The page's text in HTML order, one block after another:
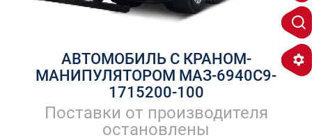
АВТОМОБИЛЬ С КРАНОМ-
МАНИПУЛЯТОРОМ МАЗ-6940C9-
1715200-100
Поставки от производителя
остановлены